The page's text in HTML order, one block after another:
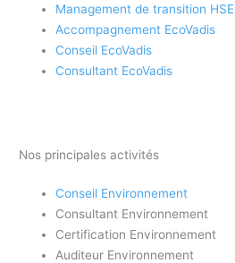
Management de transition HSE
Accompagnement EcoVadis
Conseil EcoVadis
Consultant EcoVadis
Nos principales activités
Conseil Environnement
Consultant Environnement
Certification Environnement
Auditeur Environnement